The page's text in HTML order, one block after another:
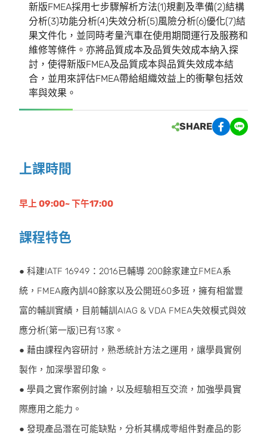
新版FMEA採用七步驟解析方法(1)規劃及準備(2)結構
分析(3)功能分析(4)失效分析(5)風險分析(6)優化(7)結
果文件化，並同時考量汽車在使用期間運行及服務和
維修等條件。亦將品質成本及品質失效成本納入探
討，使得新版FMEA及品質成本與品質失效成本結
合，並用來評估FMEA帶給組織效益上的衝擊包括效
率與效果。
SHARE
上課時間
早上 09:00~ 下午17:00
課程特色
● 科建IATF 16949：2016已輔導 200餘家建立FMEA系
統，FMEA廠內訓40餘家以及公開班60多班，擁有相當豐
富的輔訓實績，目前輔訓AIAG & VDA FMEA失效模式與效
應分析(第一版)已有13家。
● 藉由課程內容研討，熟悉統計方法之運用，讓學員實例
製作，加深學習印象。
● 學員之實作案例討論，以及經驗相互交流，加強學員實
際應用之能力。
● 發現產品潛在可能缺點，分析其構成零組件對產品的影